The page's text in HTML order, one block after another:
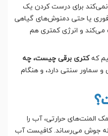
برای درست کردن یک
فوری یا حتی دمنوش‌های گیاهی
می‌کند و انرژی کمتری هم
کهکتری برقی چیست، چه
و سماور سنتی دارد، و هنگام
المنت‌های حرارتی، آب را
جوش می‌رساند. کافیست آب